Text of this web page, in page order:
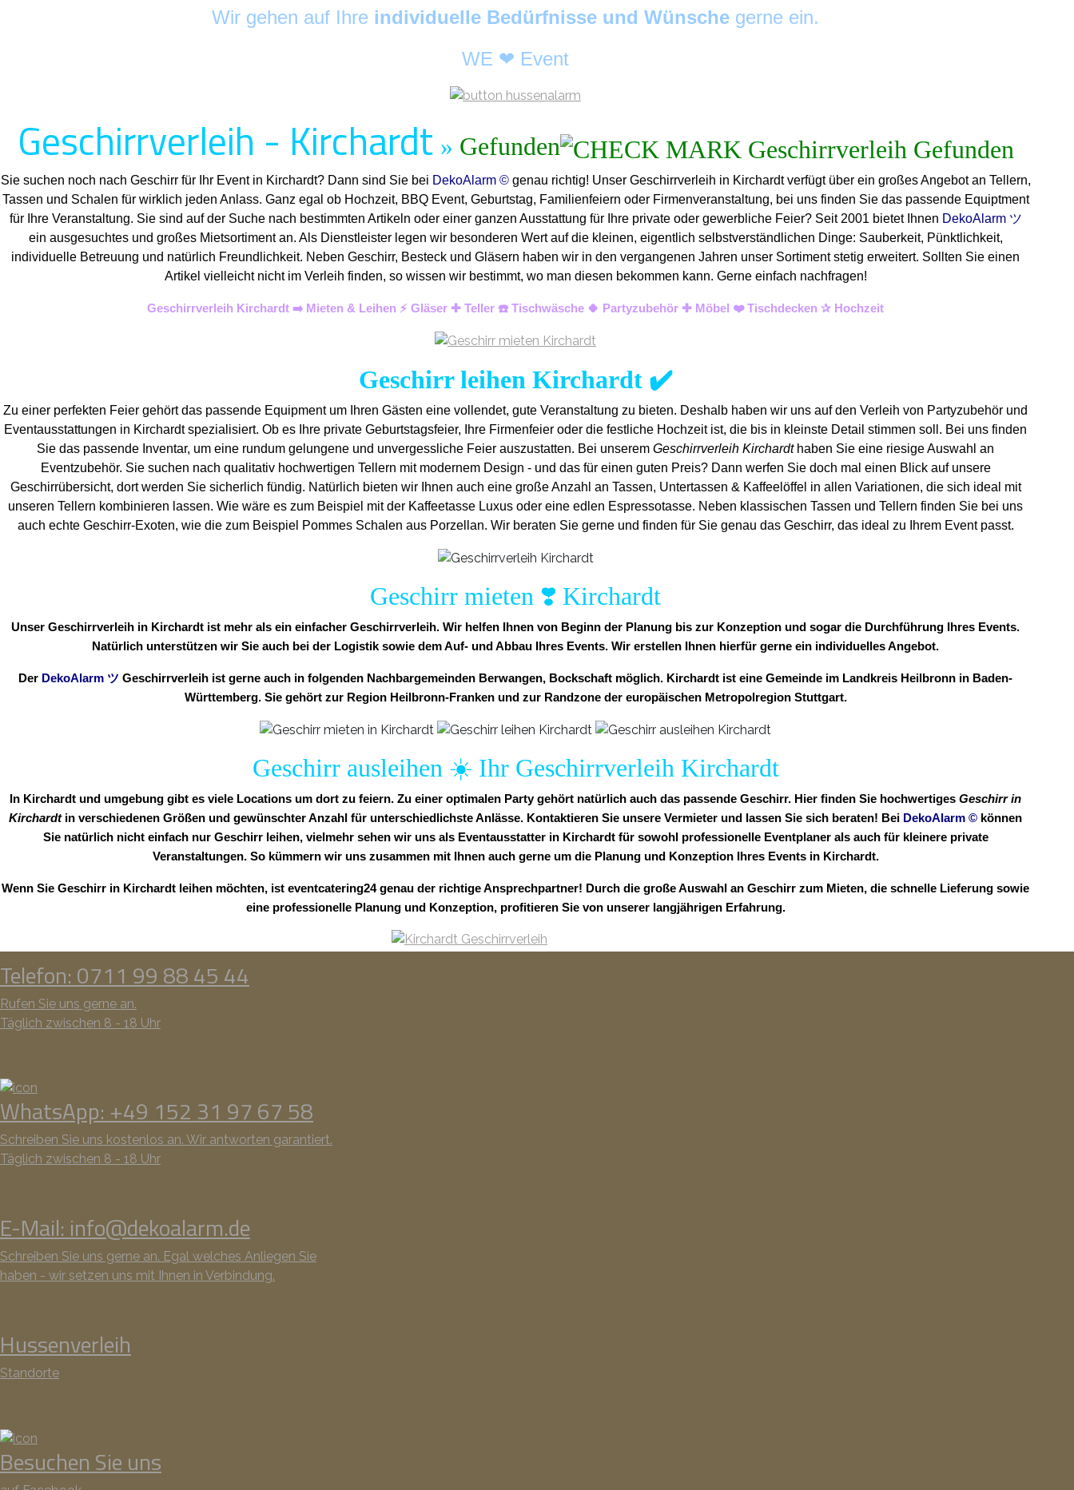
Wir gehen auf Ihre individuelle Bedürfnisse und Wünsche gerne ein.
WE ❤ Event
Geschirrverleih - Kirchardt » Gefunden
Sie suchen noch nach Geschirr für Ihr Event in Kirchardt? Dann sind Sie bei DekoAlarm ©genau richtig! Unser Geschirrverleih in Kirchardt verfügt über ein großes Angebot an Tellern,
Tassen und Schalen für wirklich jeden Anlass. Ganz egal ob Hochzeit, BBQ Event, Geburtstag, Familienfeiern oder Firmenveranstaltung, bei uns finden Sie das passende Equiptment
für Ihre Veranstaltung. Sie sind auf der Suche nach bestimmten Artikeln oder einer ganzen Ausstattung für Ihre private oder gewerbliche Feier? Seit 2001 bietet Ihnen DekoAlarm ツ
ein ausgesuchtes und großes Mietsortiment an. Als Dienstleister legen wir besonderen Wert auf die kleinen, eigentlich selbstverständlichen Dinge: Sauberkeit, Pünktlichkeit,
individuelle Betreuung und natürlich Freundlichkeit. Neben Geschirr, Besteck und Gläsern haben wir in den vergangenen Jahren unser Sortiment stetig erweitert. Sollten Sie einen
Artikel vielleicht nicht im Verleih finden, so wissen wir bestimmt, wo man diesen bekommen kann. Gerne einfach nachfragen!
Geschirrverleih Kirchardt ➡️ Mieten & Leihen ⚡ Gläser ✚ Teller ☎️ Tischwäsche 🍀 Partyzubehör ✚ Möbel ❤️ Tischdecken ✰ Hochzeit
Geschirr leihen Kirchardt ✔️
Zu einer perfekten Feier gehört das passende Equipment um Ihren Gästen eine vollendet, gute Veranstaltung zu bieten. Deshalb haben wir uns auf den Verleih von Partyzubehör und
Eventausstattungen in Kirchardt spezialisiert. Ob es Ihre private Geburtstagsfeier, Ihre Firmenfeier oder die festliche Hochzeit ist, die bis in kleinste Detail stimmen soll. Bei uns finden
Sie das passende Inventar, um eine rundum gelungene und unvergess liche Feier auszustatten. Bei unserem Geschirrverleih Kirchardthaben Sie eine riesige Auswahl an
Eventzubehör. Sie suchen nach qualitativ hochwertigen Tellern mit modernem Design - und das für einen guten Preis? Dann werfen Sie doch mal einen Blick auf unsere
Geschirrübersicht, dort werden Sie sicherlich fündig. Natürlich bieten wir Ihnen auch eine große Anzahl an Tassen, Untertassen & Kaffeelöffel in allen Variationen, die sich ideal mit
unseren Tellern kombinieren lassen. Wie wäre es zum Beispiel mit der Kaffeetasse Luxus oder eine edlen Espressotasse. Neben klassischen Tassen und Tellern finden Sie bei uns
auch echte Geschirr-Exoten, wie die zum Beispiel Pommes Schalen aus Porzellan. Wir beraten Sie gerne und finden für Sie genau das Geschirr, das ideal zu Ihrem Event passt.
Geschirr mieten ❣️ Kirchardt
Unser Geschirrverleih in Kirchardt ist mehr als ein einfacher Geschirrverleih. Wir helfen Ihnen von Beginn der Planung bis zur Konzeption und sogar die Durchführung Ihres Events.
Natürlich unterstützen wir Sie auch bei der Logistik sowie dem Auf- und Abbau Ihres Events. Wir erstellen Ihnen hierfür gerne ein individuelles Angebot.
Der DekoAlarm ツ Geschirrverleih ist gerne auch in folgenden Nachbargemeinden Berwangen, Bockschaft möglich. Kirchardt ist eine Gemeinde im Landkreis Heilbronn in Baden-
Württemberg. Sie gehört zur Region Heilbronn-Franken und zur Randzone der europäischen Metropolregion Stuttgart.
Geschirr ausleihen ☀️ Ihr Geschirrverleih Kirchardt
In Kirchardt und umgebung gibt es viele Locations um dort zu feiern. Zu einer optimalen Party gehört natürlich auch das passende Geschirr. Hier finden Sie hochwertiges Geschirr in
Kirchardtin verschiedenen Größen und gewünschter Anzahl für unterschiedlichste Anlässe. Kontaktieren Sie unsere Vermieter und lassen Sie sich beraten! Bei DekoAlarm © können
Sie natürlich nicht einfach nur Geschirr leihen, vielmehr sehen wir uns als Eventausstatter in Kirchardt für sowohl professionelle Eventplaner als auch für kleinere private
Veranstaltungen. So kümmern wir uns zusammen mit Ihnen auch gerne um die Planung und Konzeption Ihres Events in Kirchardt.
Wenn Sie Geschirr in Kirchardt leihen möchten, ist eventcatering24 genau der richtige Ansprechpartner! Durch die große Auswahl an Geschirr zum Mieten, die schnelle Lieferung sowie
eine professionelle Planung und Konzeption, profitieren Sie von unserer langjährigen Erfahrung.
Telefon: 0711 99 88 45 44
Rufen Sie uns gerne an.
Täglich zwischen 8 - 18 Uhr
WhatsApp: +49 152 31 97 67 58
Schreiben Sie uns kostenlos an. Wir antworten garantiert.
Täglich zwischen 8 - 18 Uhr
E-Mail: info@dekoalarm.de
Schreiben Sie uns gerne an. Egal welches Anliegen Sie
haben - wir setzen uns mit Ihnen in Verbindung.
Hussenverleih
Standorte
Besuchen Sie uns